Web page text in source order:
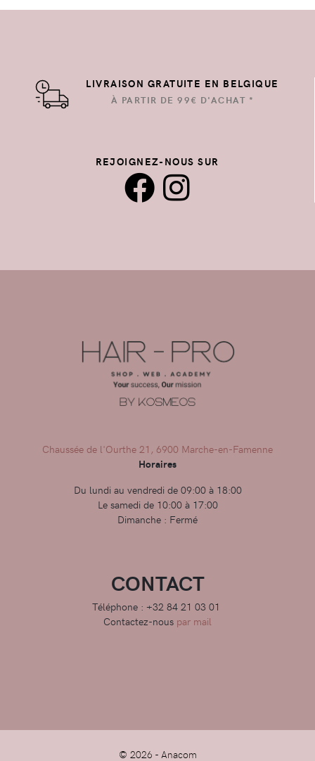
LIVRAISON GRATUITE EN BELGIQUE
À PARTIR DE 99€ D'ACHAT *
REJOIGNEZ-NOUS SUR
Chaussée de l'Ourthe 21, 6900 Marche-en-Famenne
Horaires
Du lundi au vendredi de 09:00 à 18:00
Le samedi de 10:00 à 17:00
Dimanche : Fermé
CONTACT
Téléphone : +32 84 21 03 01
Contactez-nous par mail
© 2026 - Anacom